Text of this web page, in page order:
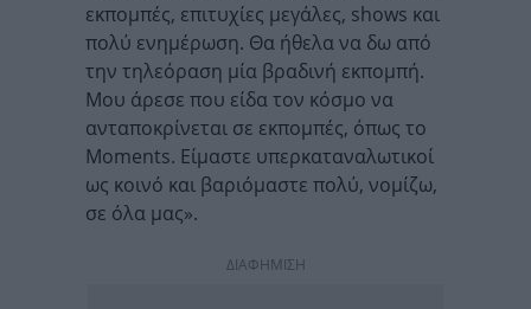
εκπομπές, επιτυχίες μεγάλες, shows και
πολύ ενημέρωση. Θα ήθελα να δω από
την τηλεόραση μία βραδινή εκπομπή.
Μου άρεσε που είδα τον κόσμο να
ανταποκρίνεται σε εκπομπές, όπως το
Moments. Είμαστε υπερκαταναλωτικοί
ως κοινό και βαριόμαστε πολύ, νομίζω,
σε όλα μας».
ΔΙΑΦΗΜΙΣΗ